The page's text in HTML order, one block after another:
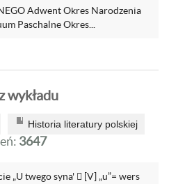
Adwent Okres Narodzenia
Paschalne Okres...
wykładu
Historia literatury polskiej
3647
„U twego syna'  [V] „u”= wers